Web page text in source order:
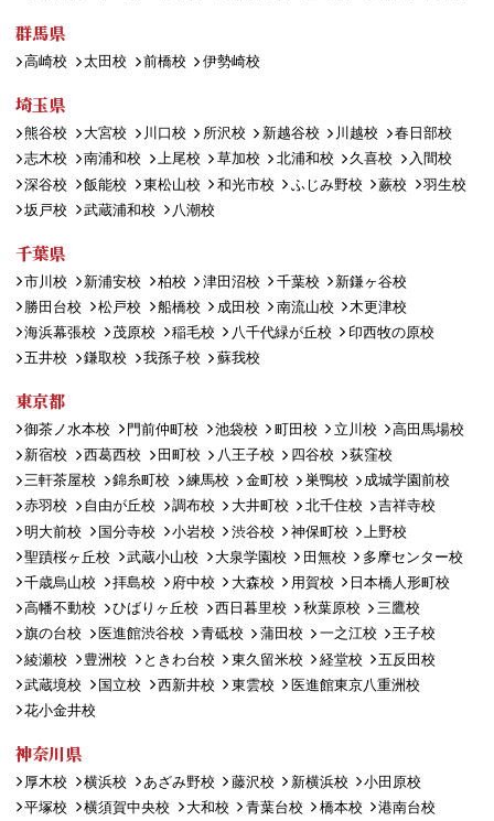
群馬県
高崎校 太田校 前橋校 伊勢崎校
埼玉県
熊谷校 大宮校 川口校 所沢校 新越谷校 川越校
春日部校
志木校
南浦和校 上尾校 草加校 北浦和校 久喜校
入間校
深谷校
飯能校 東松山校 和光市校 ふじみ野校 蕨校
羽生校
坂戸校
武蔵浦和校 八潮校
千葉県
市川校 新浦安校 柏校 津田沼校 千葉校
新鎌ヶ谷校
勝田台校
松戸校 船橋校 成田校 南流山校
木更津校
海浜幕張校
茂原校 稲毛校 八千代緑が丘校
印西牧の原校
五井校
鎌取校 我孫子校 蘇我校
東京都
御茶ノ水本校 門前仲町校 池袋校 町田校 立川校
高田馬場校
新宿校
西葛西校 田町校 八王子校 四谷校
荻窪校
三軒茶屋校
錦糸町校 練馬校 金町校 巣鴨校
成城学園前校
赤羽校
自由が丘校 調布校 大井町校 北千住校
吉祥寺校
明大前校
国分寺校 小岩校 渋谷校 神保町校
上野校
聖蹟桜ヶ丘校
武蔵小山校 大泉学園校 田無校
多摩センター校
千歳烏山校
拝島校 府中校 大森校 用賀校
日本橋人形町校
高幡不動校
ひばりヶ丘校 西日暮里校 秋葉原校
三鷹校
旗の台校
医進館渋谷校 青砥校 蒲田校 一之江校
王子校
綾瀬校
豊洲校 ときわ台校 東久留米校 経堂校
五反田校
武蔵境校
国立校 西新井校 東雲校
医進館東京八重洲校
花小金井校
神奈川県
厚木校 横浜校 あざみ野校 藤沢校 新横浜校
小田原校
平塚校
横須賀中央校 大和校 青葉台校 橋本校
港南台校